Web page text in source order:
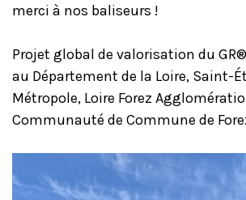
merci à nos baliseurs !
Projet global de valorisation du
au Département de la Loire, Saint-
Métropole, Loire Forez
Communauté de Commune de